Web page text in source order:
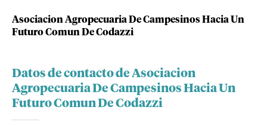
Asociacion Agropecuaria De Campesinos Hacia Un
Futuro Comun De Codazzi
Datos de contacto de Asociacion
Agropecuaria De Campesinos Hacia Un
Futuro Comun De Codazzi